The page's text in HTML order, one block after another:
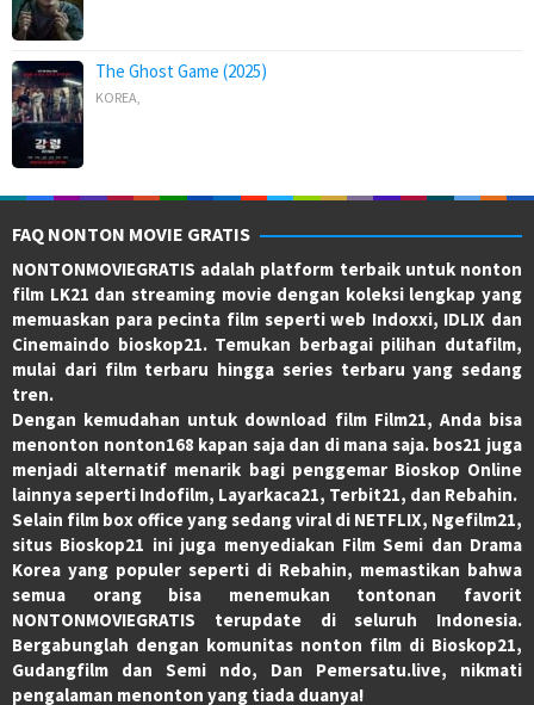
The Ghost Game (2025)
KOREA
FAQ NONTON MOVIE GRATIS
NONTONMOVIEGRATIS adalah platform terbaik untuk nonton
film LK21 dan streaming movie dengan koleksi lengkap yang
memuaskan para pecinta film seperti web Indoxxi, IDLIX dan
Cinemaindo bioskop21. Temukan berbagai pilihan dutafilm,
mulai dari film terbaru hingga series terbaru yang sedang
tren.
Dengan kemudahan untuk download film Film21, Anda bisa
menonton nonton168 kapan saja dan di mana saja. bos21 juga
menjadi alternatif menarik bagi penggemar Bioskop Online
lainnya seperti Indofilm, Layarkaca21, Terbit21, dan Rebahin.
Selain film box office yang sedang viral di NETFLIX, Ngefilm21,
situs Bioskop21 ini juga menyediakan Film Semi dan Drama
Korea yang populer seperti di Rebahin, memastikan bahwa
semua orang bisa menemukan tontonan favorit
NONTONMOVIEGRATIS terupdate di seluruh Indonesia.
Bergabunglah dengan komunitas nonton film di Bioskop21,
Gudangfilm dan Semi ndo, Dan Pemersatu.live, nikmati
pengalaman menonton yang tiada duanya!